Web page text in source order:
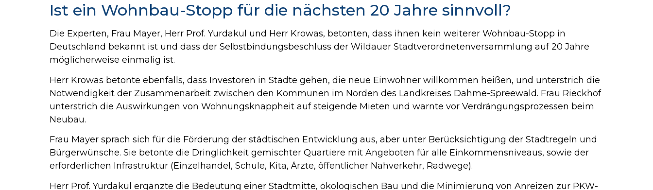
Ist ein Wohnbau-Stopp für die nächsten 20 Jahre sinnvoll?
Die Experten, Frau Mayer, Herr Prof. Yurdakul und Herr Krowas, betonten, dass ihnen kein weiterer Wohnbau-Stopp in
Deutschland bekannt ist und dass der Selbstbindungsbeschluss der Wildauer Stadtverordnetenversammlung auf 20 Jahre
möglicherweise einmalig ist.
Herr Krowas betonte ebenfalls, dass Investoren in Städte gehen, die neue Einwohner willkommen heißen, und unterstrich die
Notwendigkeit der Zusammenarbeit zwischen den Kommunen im Norden des Landkreises Dahme-Spreewald. Frau Rieckhof
unterstrich die Auswirkungen von Wohnungsknappheit auf steigende Mieten und warnte vor Verdrängungsprozessen beim
Neubau.
Frau Mayer sprach sich für die Förderung der städtischen Entwicklung aus, aber unter Berücksichtigung der Stadtregeln und
Bürgerwünsche. Sie betonte die Dringlichkeit gemischter Quartiere mit Angeboten für alle Einkommensniveaus, sowie der
erforderlichen Infrastruktur (Einzelhandel, Schule, Kita, Ärzte, öffentlicher Nahverkehr, Radwege).
Herr Prof. Yurdakul ergänzte die Bedeutung einer Stadtmitte, ökologischen Bau und die Minimierung von Anreizen zur PKW-